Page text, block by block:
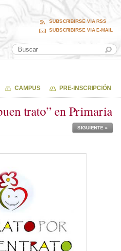
SUBSCRIBIRSE VIA RSS
SUBSCRIBIRSE VIA E-MAIL
CAMPUS PRE-INSCRIPCIÓN
trato” en Primaria
SIGUIENTE »